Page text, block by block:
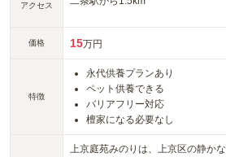
アクセス
価格
特徴
15万円
永代供養プランあり
ペット供養できる
バリアフリー対応
檀家になる必要なし
上京庭苑みのりは、上京区の静かな